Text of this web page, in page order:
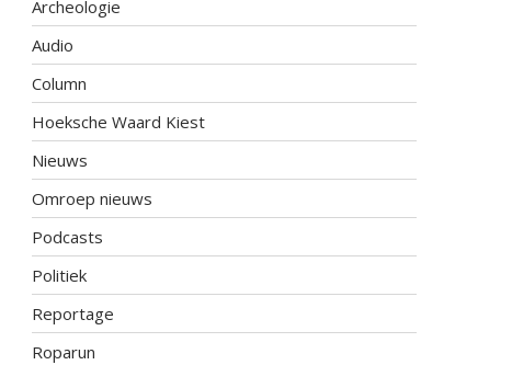
Archeologie
Audio
Column
Hoeksche Waard Kiest
Nieuws
Omroep nieuws
Podcasts
Politiek
Reportage
Roparun